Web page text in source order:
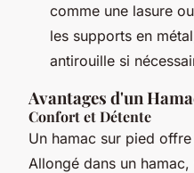
comme une lasure
les supports en
antirouille si
Avantages d'un
Confort et Détente
Un hamac sur pied offre
Allongé dans un